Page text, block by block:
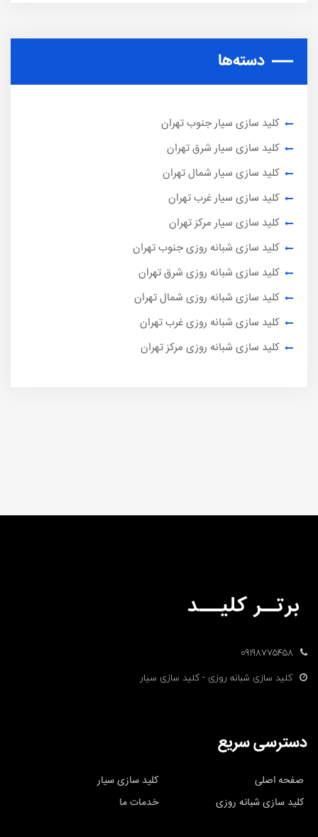
دسته‌ها
کلید سازی سیار جنوب تهران
کلید سازی سیار شرق تهران
کلید سازی سیار شمال تهران
کلید سازی سیار غرب تهران
کلید سازی سیار مرکز تهران
کلید سازی شبانه روزی جنوب تهران
کلید سازی شبانه روزی شرق تهران
کلید سازی شبانه روزی شمال تهران
کلید سازی شبانه روزی غرب تهران
کلید سازی شبانه روزی مرکز تهران
09198775458
کلید سازی شبانه روزی - کلید سازی سیار
دسترسی سریع
صفحه اصلی
کلید سازی سیار
کلید سازی شبانه روزی
خدمات ما